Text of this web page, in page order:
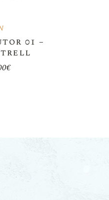
01 –
€